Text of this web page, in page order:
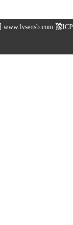
www.lvsensb.com 豫ICP